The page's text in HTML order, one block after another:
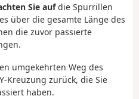
Sie aufdie Spurrillen
über die gesamte Länge des
die zuvor passierte
umgekehrten Weg des
Kreuzung zurück, die Sie
haben.